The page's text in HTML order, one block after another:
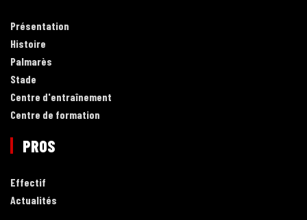
Présentation
Histoire
Palmarès
Stade
Centre d'entraînement
Centre de formation
PROS
Effectif
Actualités